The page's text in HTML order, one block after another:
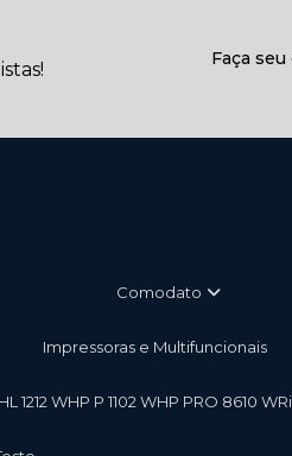
Faça
Comodato
Impressoras e Multifuncionais
1212 W HP P 1102 W HP PRO 8610 W